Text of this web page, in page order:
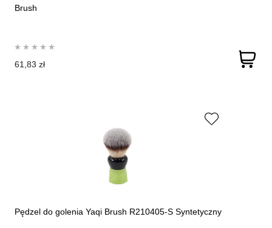
Brush
61,83 zł
Pędzel do golenia Yaqi Brush R210405-S Syntetyczny